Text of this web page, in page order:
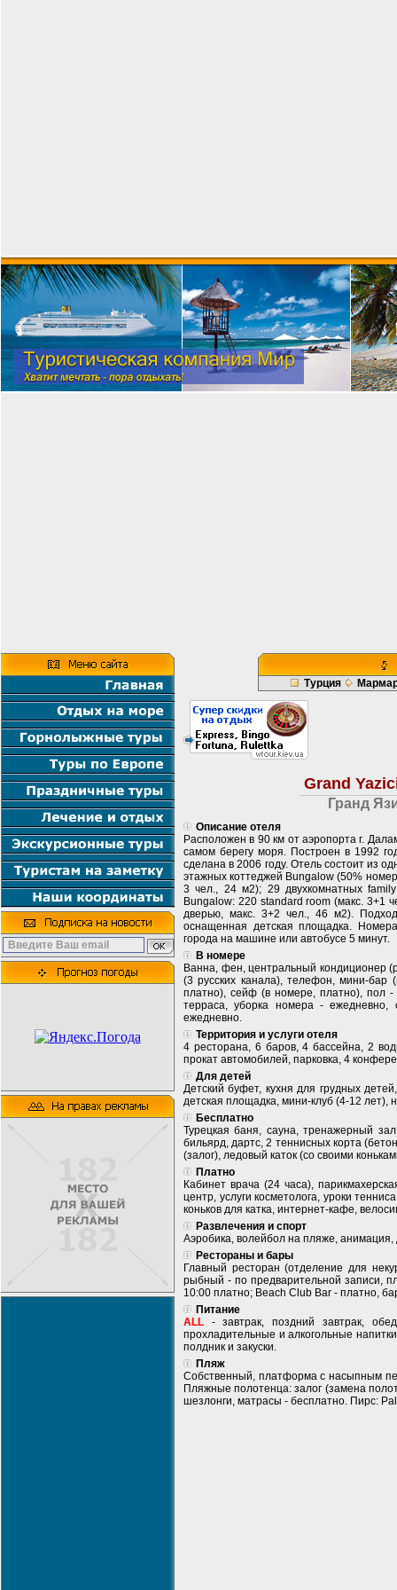
Турция
Grand
Гранд
Описание отеля
Расположен в 90 км от аэропорта г.
самом берегу моря. Построен в 1992
сделана в 2006 году. Отель состоит из
этажных коттеджей Bungalow (50%
3 чел., 24 м2); 29 двухкомнатных
Bungalow: 220 standard room (макс. 3+1
дверью, макс. 3+2 чел., 46 м2).
оснащенная детская площадка.
города на машине или автобусе 5 минут.
В номере
Ванна, фен, центральный кондиционер
(3 русских канала), телефон, мини-бар
платно), сейф (в номере, платно), пол -
терраса, уборка номера -
ежедневно.
Территория и услуги отеля
4 ресторана, 6 баров, 4 бассейна, 2
прокат автомобилей, парковка, 4
Для детей
Детский буфет, кухня для грудных
детская площадка, мини-клуб (4-12 лет),
Бесплатно
Турецкая баня, сауна, тренажерный
бильярд, дартс, 2 теннисных корта
(залог), ледовый каток (со своими
Платно
Кабинет врача (24 часа),
центр, услуги косметолога, уроки
коньков для катка, интернет-кафе,
Развлечения и спорт
Аэробика, волейбол на пляже, анимация,
Рестораны и бары
Главный ресторан (отделение для
рыбный - по предварительной записи,
10:00 платно; Beach Club Bar - платно,
Питание
ALL - завтрак, поздний завтрак,
прохладительные и алкогольные
полдник и закуски.
Пляж
Собственный, платформа с насыпным
Пляжные полотенца: залог (замена
шезлонги, матрасы - бесплатно. Пирс: